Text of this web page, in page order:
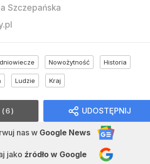
Szczepańska
Nowożytność Historia
Ludzie Kraj
UDOSTĘPNIJ
nas w Google News
jako źródło w Google
6